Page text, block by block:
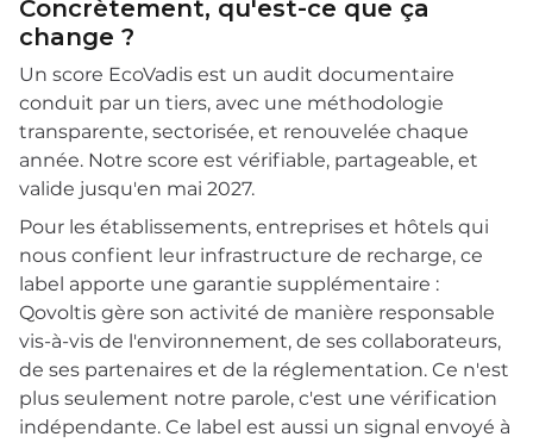
Concrètement, qu'est-ce que ça
change ?
Un score EcoVadis est un audit documentaire
conduit par un tiers, avec une méthodologie
transparente, sectorisée, et renouvelée chaque
année. Notre score est vérifiable, partageable, et
valide jusqu'en mai 2027.
Pour les établissements, entreprises et hôtels qui
nous confient leur infrastructure de recharge, ce
label apporte une garantie supplémentaire :
Qovoltis gère son activité de manière responsable
vis-à-vis de l'environnement, de ses collaborateurs,
de ses partenaires et de la réglementation. Ce n'est
plus seulement notre parole, c'est une vérification
indépendante. Ce label est aussi un signal envoyé à